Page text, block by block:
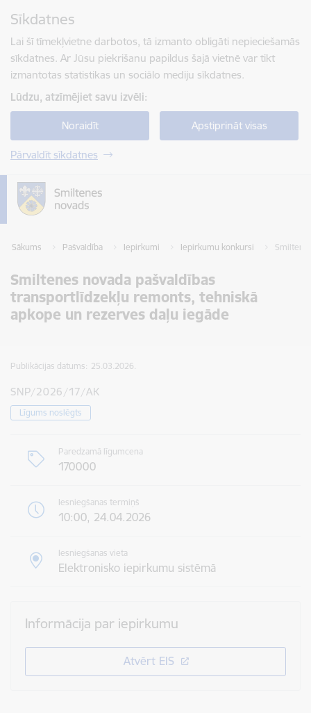
Sīkdatnes
Lai šī tīmekļvietne darbotos, tā izmanto obligāti nepieciešamās
sīkdatnes. Ar Jūsu piekrišanu papildus šajā vietnē var tikt
izmantotas statistikas un sociālo mediju sīkdatnes.
Lūdzu, atzīmējiet savu izvēli:
Noraidīt Apstiprināt visas
Pārvaldīt sīkdatnes
Sākums Pašvaldība Iepirkumi Iepirkumu konkursi
Smiltenes novada pašvaldības
transportlīdzekļu remonts, tehniskā
apkope un rezerves daļu iegāde
Publikācijas datums: 25.03.2026.
SNP/2026/17/AK
Līgums noslēgts
Paredzamā līgumcena
170000
Iesniegšanas termiņš
10:00, 24.04.2026
Iesniegšanas vieta
Elektronisko iepirkumu sistēmā
Informācija par iepirkumu
Atvērt EIS